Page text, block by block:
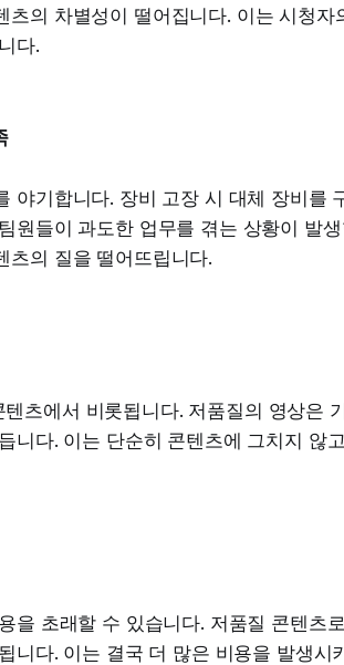
의 차별성이 떨어집니다. 이는 시청자
다.
야기합니다. 장비 고장 시 대체 장비를
원들이 과도한 업무를 겪는 상황이 발
츠의 질을 떨어뜨립니다.
츠에서 비롯됩니다. 저품질의 영상은
니다. 이는 단순히 콘텐츠에 그치지 않
을 초래할 수 있습니다. 저품질 콘텐츠
니다. 이는 결국 더 많은 비용을 발생시